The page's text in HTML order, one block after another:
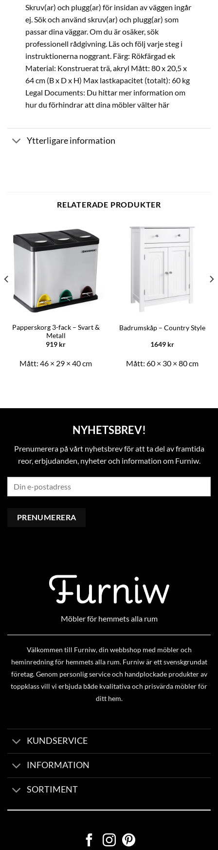
Skruv(ar) och plugg(ar) för insidan av väggen ingår
ej. Sök och använd skruv(ar) och plugg(ar) som
passar dina väggar. Om du är osäker, sök
professionell rådgivning. Läs och följ varje steg i
instruktionerna noggrant. Färg: Rökfärgad ek
Material: Konstruerat trä, akryl Mått: 80 x 20,5 x
64 cm (B x D x H) Max lastkapacitet (totalt): 60 kg
Legal Documents: Du hittar mer information om
hur du förhindrar att dina möbler välter här
Ytterligare information
RELATERADE PRODUKTER
Papperskorg 3-fack – Svart &
Metall
919 kr
Mått: 46 × 29 × 40 cm
Badrumskåp – Country Style
1649 kr
Mått: 60 × 30 × 80 cm
NYHETSBREV!
Prenumerera på vårt nyhetsbrev för att ta del av framtida
reor, erbjudanden, nyheter och information om Furniw.
Möbler för hemmets alla rum
Välkommen till Furniw, din webbshop med möbler och
heminredning för hemmets alla rum. Furniw är ett svenskgrundat
företag. Genom personlig service och handplockade produkter av
toppklass vill vi erbjuda både kvalitativa och prisvärda möbler för
ditt hem.
KUNDSERVICE
INFORMATION
SORTIMENT